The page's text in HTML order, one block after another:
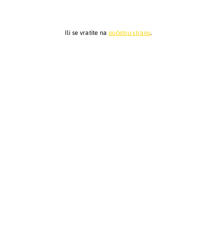
Ili se vratite na početnu stranu.